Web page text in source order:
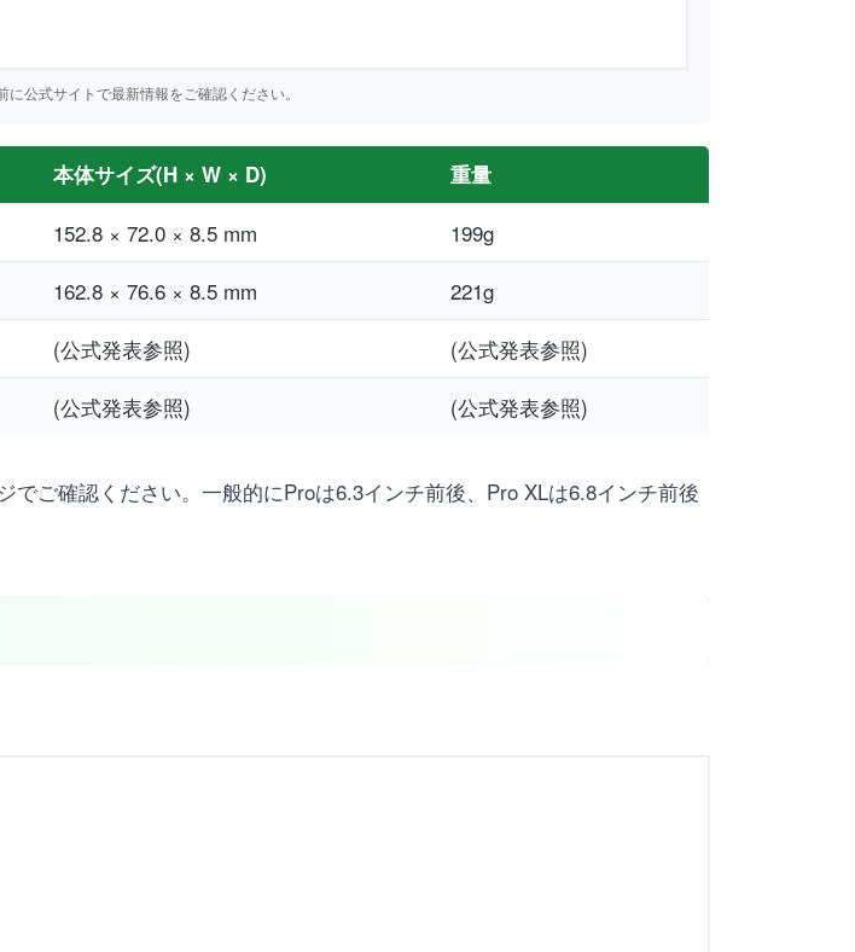
公式サイトで最新情報をご確認ください。
本体サイズ(H × W × D)
重量
152.8 × 72.0 × 8.5 mm 199g
162.8 × 76.6 × 8.5 mm 221g
(公式発表参照) (公式発表参照)
(公式発表参照) (公式発表参照)
でご確認ください。一般的にProは6.3インチ前後、Pro XLは6.8インチ前後